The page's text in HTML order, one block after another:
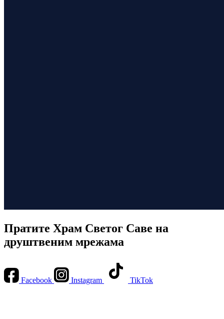
Пратите Храм Светог Саве на
друштвеним мрежама
Facebook Instagram TikTok